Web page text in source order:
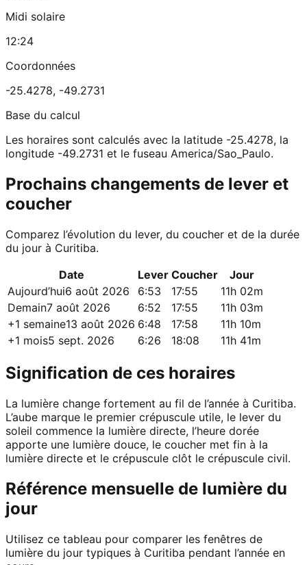
Midi solaire
12:24
Coordonnées
-25.4278, -49.2731
Base du calcul
Les horaires sont calculés avec la latitude -25.4278, la
longitude -49.2731 et le fuseau America/Sao_Paulo.
Prochains changements de lever et
coucher
Comparez l’évolution du lever, du coucher et de la durée
du jour à Curitiba.
Date
Lever Coucher
Jour
Aujourd’hui6 août 2026 6:53 17:55
11h 02m
Demain7 août 2026 6:52 17:55
11h 03m
+1 semaine13 août 2026 6:48 17:58
11h 10m
+1 mois5 sept. 2026 6:26 18:08 11h 41m
Signification de ces horaires
La lumière change fortement au fil de l’année à Curitiba.
L’aube marque le premier crépuscule utile, le lever du
soleil commence la lumière directe, l’heure dorée
apporte une lumière douce, le coucher met fin à la
lumière directe et le crépuscule clôt le crépuscule civil.
Référence mensuelle de lumière du
jour
Utilisez ce tableau pour comparer les fenêtres de
lumière du jour typiques à Curitiba pendant l’année en